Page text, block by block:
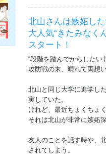
北山さんは嫉妬し
大人気“きたみなく
スタート！
“段階を踏んでからしたい
攻防戦の末、晴れて両想
北山と同じ大学に進学し
実していた。
けれど、最近ちょくちょ
それは北山が非常に嫉妬
友人のことを話す時や、
されてしまう。